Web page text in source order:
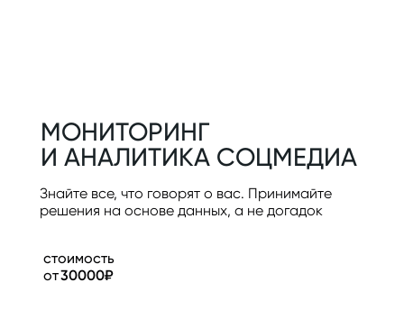
Знайте все, что говорят о вас. Принимайте
решения на основе данных, а не догадок
30000₽
стоимость
от
МОНИТОРИНГ
И АНАЛИТИКА СОЦМЕДИА